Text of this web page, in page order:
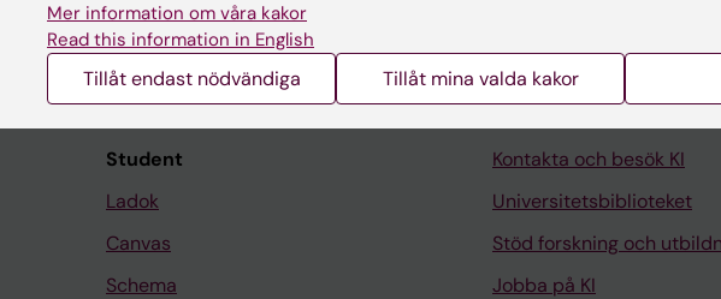
Student
Ladok
Canvas
Schema
Kontakta och besök KI
Universitetsbiblioteket
Stöd forskning och
Jobba på KI
Mer information om våra kakor
Read this information in English
Tillåt endast nödvändiga Tillåt mina valda kakor